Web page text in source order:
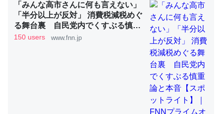
論文では「淡水はカルシウムも酸素も不足してて両方に不
利だから両方が拮抗してるのでは」とあって面白い。海に
いる鋏角類（カブトガニ・ウミグモ）はカルシウムを使わ
─ニュース :: 【研究発表】昆虫学の大問題＝「昆虫はなぜ海にいな
「みんな高市さんに何も言えない」
「半分以上が反対」 消費税減税めぐ
る舞台裏 自民党内でくすぶる慎重
論と本音【スポットライト】｜FNN
150 users www.fnn.jp